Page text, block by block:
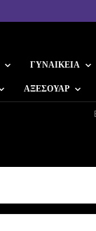
ΓΥΝΑΙΚΕΊΑ
ΑΞΕΣΟΥΆΡ